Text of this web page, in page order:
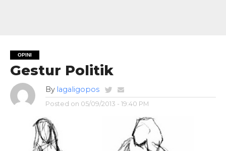
OPINI
Gestur Politik
By lagaligopos
Posted on 05/09/2013 - 19:40 PM